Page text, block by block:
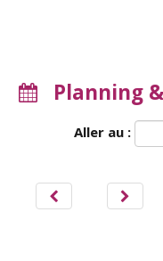
Planning
Aller au :